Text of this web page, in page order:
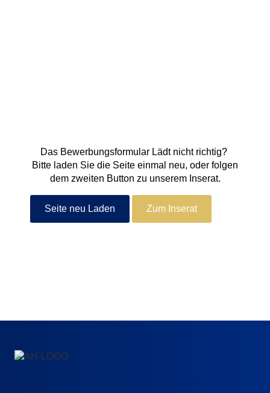
Das Bewerbungsformular Lädt nicht richtig?
Bitte laden Sie die Seite einmal neu, oder folgen
dem zweiten Button zu unserem Inserat.
Seite neu Laden Zum Inserat